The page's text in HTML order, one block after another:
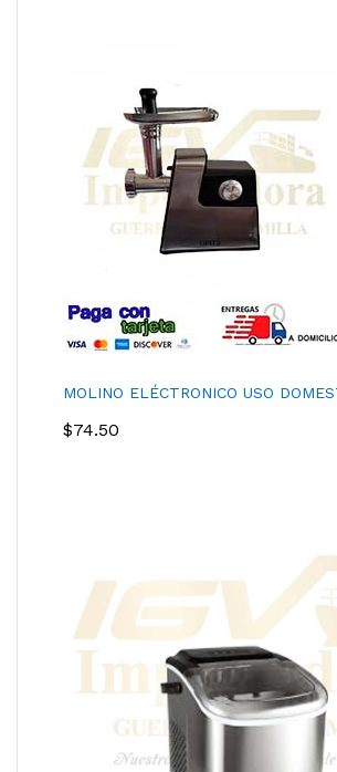
MOLINO ELÉCTRONICO USO
$74.50